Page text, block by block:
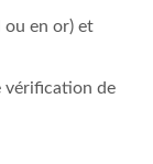
ou en or) et
vérification de